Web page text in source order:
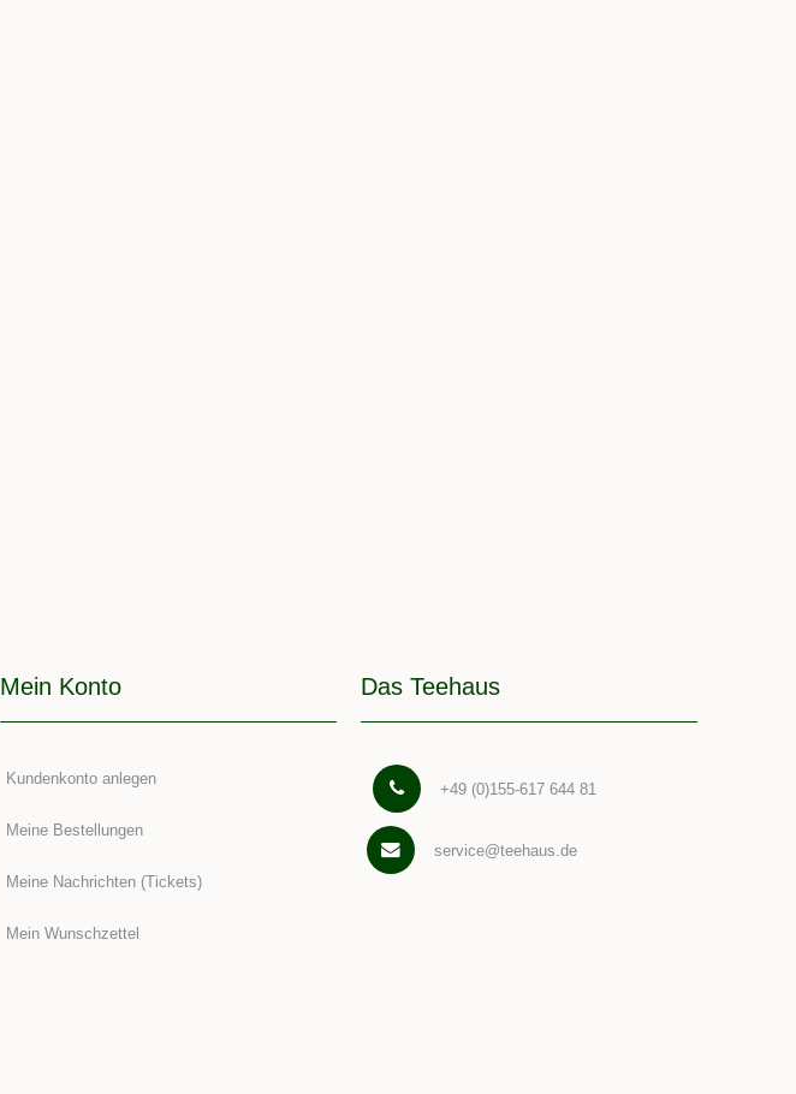
Mein Konto
Kundenkonto anlegen
Meine Bestellungen
Meine Nachrichten (Tickets)
Mein Wunschzettel
Das Teehaus
+49 (0)155-617 644 81
service@teehaus.de